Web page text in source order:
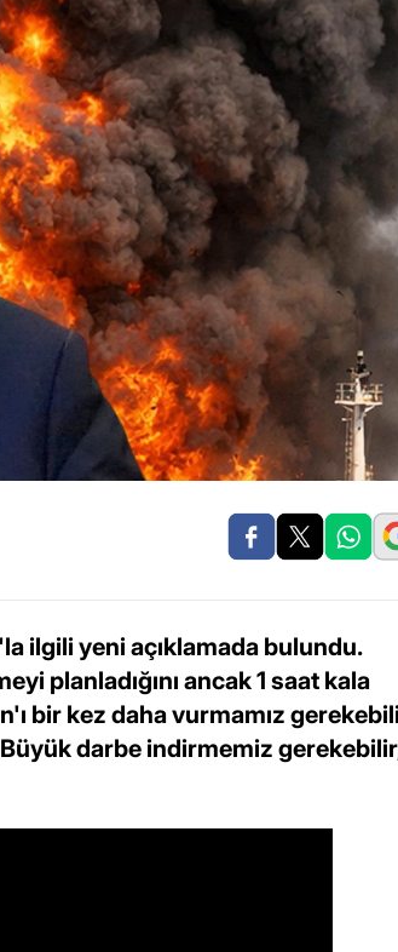
ilgili yeni açıklamada bulundu.
planladığını ancak 1 saat kala
bir kez daha vurmamız
darbe indirmemiz